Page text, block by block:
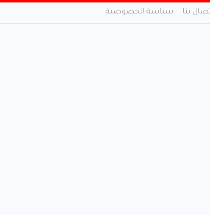
بنا سياسة الخصوصية